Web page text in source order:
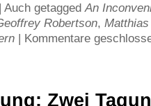
| Auch getaggedAn
Robertson,
| Kommentare
Zwei